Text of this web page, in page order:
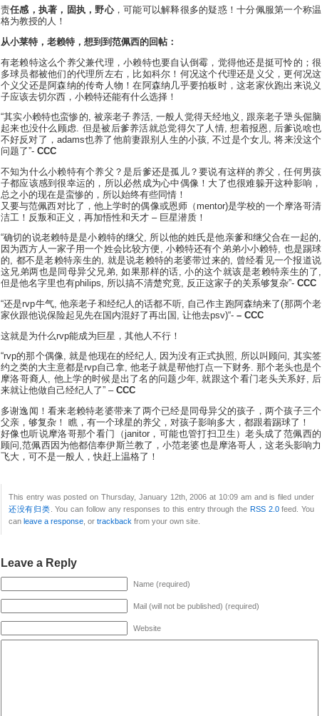
责任感，执著，固执，野心，可能可以解释很多的疑惑！十分佩服第一个称温
格为教授的人！
从小莱特，老赖特，想到到范佩西的回帖：
有老赖特这么个养父兼代理，小赖特也要自认倒霉，觉得他还是挺可怜的；很
多球员都被他们的代理所左右，比如科尔！何况这个代理还是义父，更何况这
个义父还是阿森纳的传奇人物！在阿森纳几乎要拍板时，这老家伙跑出来说义
子应该去切尔西，小赖特还能有什么选择！
“其实小赖特也蛮惨的, 被亲老子养活, 一般人觉得天经地义, 跟亲老子犟头倔脑
起来也没什么顾虑. 但是被后爹养活就总觉得欠了人情, 想着报恩, 后爹说啥也
不好反对了，adams也养了他前妻跟别人生的小孩, 不过是个女儿, 将来没这个
问题了”- CCC
不知为什么小赖特有个养父？是后爹还是孤儿？要说有这样的养父，任何男孩
子都应该感到很幸运的，所以必然成为心中偶像！大了也很难躲开这种影响，
总之小的现在是蛮惨的，所以始终有些同情！
又要与范佩西对比了，他上学时的偶像或恩师（mentor)是学校的一个摩洛哥清
洁工！反叛和正义，再加悟性和天才 – 巨星潜质！
“确切的说老赖特是是小赖特的继父, 所以他的姓氏是他亲爹和继父合在一起的,
因为西方人一家子用一个姓会比较方便, 小赖特还有个弟弟小小赖特, 也是踢球
的, 都不是老赖特亲生的, 就是说老赖特的老婆带过来的, 曾经看见一个报道说
这兄弟两也是同母异父兄弟, 如果那样的话, 小的这个就该是老赖特亲生的了,
但是他名字里也有philips, 所以搞不清楚究竟, 反正这家子的关系够复杂”- CCC
“还是rvp牛气, 他亲老子和经纪人的话都不听, 自己作主跑阿森纳来了(那两个老
家伙跟他说保险起见先在国内混好了再出国, 让他去psv)“- – CCC
这就是为什么rvp能成为巨星，其他人不行！
“rvp的那个偶像, 就是他现在的经纪人, 因为没有正式执照, 所以叫顾问, 其实签
约之类的大主意都是rvp自己拿, 他老子就是帮他打点一下财务. 那个老头也是个
摩洛哥裔人, 他上学的时候是出了名的问题少年, 就跟这个看门老头关系好, 后
来就让他做自己经纪人了” – CCC
多谢逸闻！看来老赖特老婆带来了两个已经是同母异父的孩子，两个孩子三个
父亲，够复杂！ 瞧，有一个球星的养父，对孩子影响多大，都跟着踢球了！
好像也听说摩洛哥那个看门（janitor，可能也管打扫卫生）老头成了范佩西的
顾问,范佩西因为他都信奉伊斯兰教了，小范老婆也是摩洛哥人，这老头影响力
飞大，可不是一般人，快赶上温格了！
This entry was posted on Thursday, January 12th, 2006 at 10:09 am and is filed under
还没有归类 . You can follow any responses to this entry through the RSS 2.0feed. You
can leave a response , or trackback from your own site.
Leave a Reply
Name (required)
Mail (will not be published) (required)
Website